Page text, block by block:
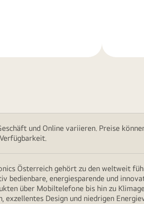
und Online variieren. Preise
Österreich gehört zu den weltweit
bedienbare, energiesparende und
über Mobiltelefone bis hin zu
Design und niedrigen